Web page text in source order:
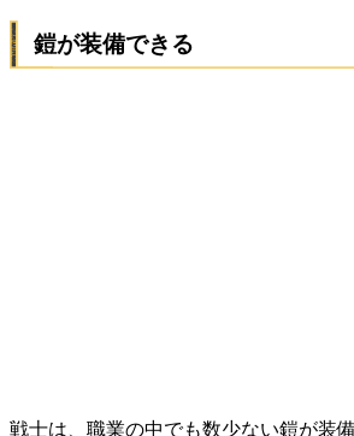
鎧が装備できる
戦士は、職業の中でも数少ない鎧が装